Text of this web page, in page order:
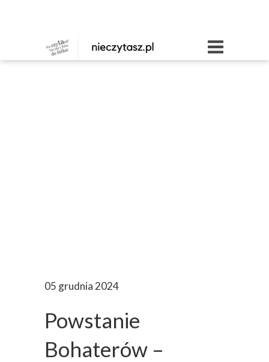
05 grudnia 2024
Powstanie
Bohaterów –